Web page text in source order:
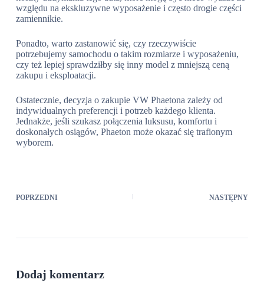
względu na ekskluzywne wyposażenie i często drogie części
zamiennikie.
Ponadto, warto zastanowić się, czy rzeczywiście
potrzebujemy samochodu o takim rozmiarze i wyposażeniu,
czy też lepiej sprawdziłby się inny model z mniejszą ceną
zakupu i eksploatacji.
Ostatecznie, decyzja o zakupie VW Phaetona zależy od
indywidualnych preferencji i potrzeb każdego klienta.
Jednakże, jeśli szukasz połączenia luksusu, komfortu i
doskonałych osiągów, Phaeton może okazać się trafionym
wyborem.
POPRZEDNI NASTĘPNY
Dodaj komentarz